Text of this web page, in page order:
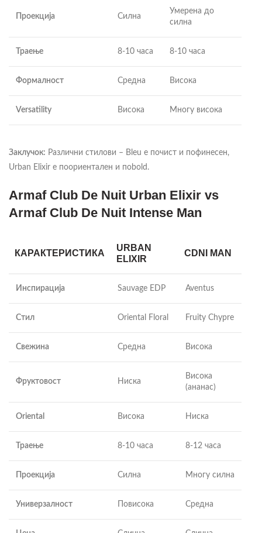
Проекција Силна
Умерена до
силна
Траење 8-10 часа 8-10 часа
Формалност Средна Висока
Versatility Висока Многу висока
Заклучок: Различни стилови – Bleu е почист и пофинесен,
Urban Elixir е поориентален и поbold.
Armaf Club De Nuit Urban Elixir vs
Armaf Club De Nuit Intense Man
КАРАКТЕРИСТИКА
URBAN
ELIXIR
CDNI MAN
Инспирација Sauvage EDP Aventus
Стил Oriental Floral Fruity Chypre
Свежина Средна Висока
Фруктовост Ниска
Висока
(ананас)
Oriental Висока Ниска
Траење 8-10 часа 8-12 часа
Проекција Силна Многу силна
Универзалност Повисока Средна